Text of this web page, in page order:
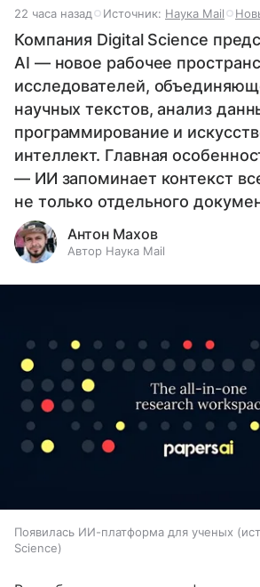
22 часа назад Источник: Наука Mail
Компания Digital Science
AI — новое рабочее
исследователей,
научных текстов, анализ
программирование и
интеллект. Главная
— ИИ запоминает контекст
не только отдельного
Антон Махов
Автор Наука Mail
Появилась ИИ-платформа для ученых
Science